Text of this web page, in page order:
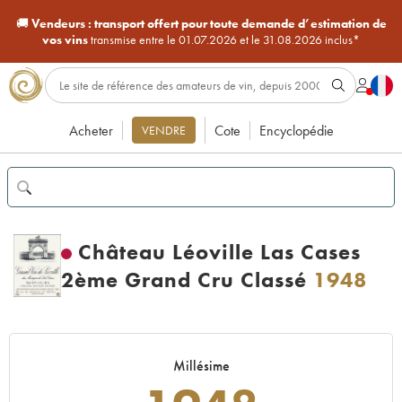
🚚Vendeurs : transport offert pour toute demande d’estimation de
vos vinstransmise entre le 01.07.2026 et le 31.08.2026 inclus*
Acheter VENDRE Cote Encyclopédie
Château Léoville Las Cases
2ème Grand Cru Classé 1948
Millésime